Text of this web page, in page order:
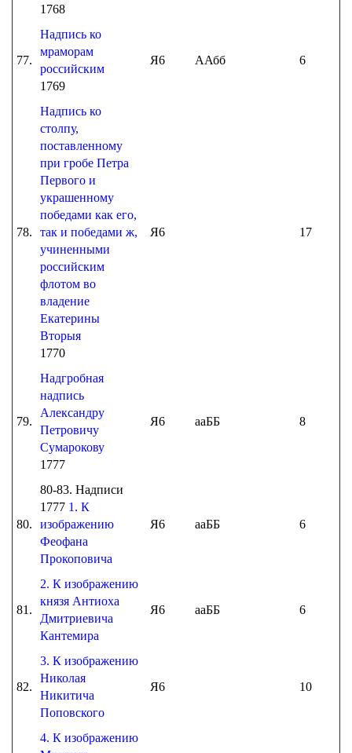
1768
77.
Надпись ко
мраморам
российским
1769
Я6 ААбб 6
78.
Надпись ко
столпу,
поставленному
при гробе Петра
Первого и
украшенному
победами как его,
так и победами ж,
учиненными
российским
флотом во
владение
Екатерины
Вторыя
1770
Я6 17
79.
Надгробная
надпись
Александру
Петровичу
Сумарокову
1777
Я6 ааББ 8
80.
80-83. Надписи
1777 1. К
изображению
Феофана
Прокоповича
Я6 ааББ 6
81.
2. К изображению
князя Антиоха
Дмитриевича
Кантемира
Я6 ааББ 6
82.
3. К изображению
Николая
Никитича
Поповского
Я6 10
4. К изображению